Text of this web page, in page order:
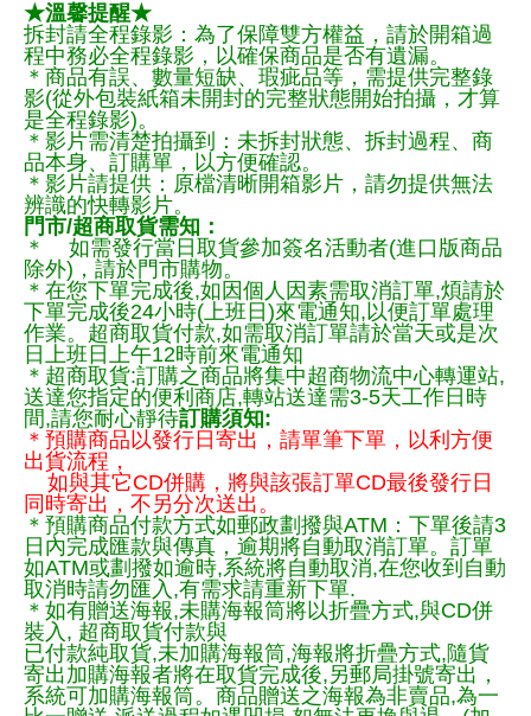
★溫馨提醒★
拆封請全程錄影：為了保障雙方權益，請於開箱過
程中務必全程錄影，以確保商品是否有遺漏。
＊商品有誤、數量短缺、瑕疵品等，需提供完整錄
影(從外包裝紙箱未開封的完整狀態開始拍攝，才算
是全程錄影)。
＊影片需清楚拍攝到：未拆封狀態、拆封過程、商
品本身、訂購單，以方便確認。
＊影片請提供：原檔清晰開箱影片，請勿提供無法
辨識的快轉影片。
門市/超商取貨需知：
＊ 如需發行當日取貨參加簽名活動者(進口版商品
除外)，請於門市購物。
＊在您下單完成後,如因個人因素需取消訂單,煩請於
下單完成後24小時(上班日)來電通知,以便訂單處理
作業。超商取貨付款,如需取消訂單請於當天或是次
日上班日上午12時前來電通知
＊超商取貨:訂購之商品將集中超商物流中心轉運站,
送達您指定的便利商店,轉站送達需3-5天工作日時
間,請您耐心靜待訂購須知:
＊預購商品以發行日寄出，請單筆下單，以利方便
出貨流程，
如與其它CD併購，將與該張訂單CD最後發行日
同時寄出，不另分次送出。
＊預購商品付款方式如郵政劃撥與ATM：下單後請3
日內完成匯款與傳真，逾期將自動取消訂單。訂單
如ATM或劃撥如逾時,系統將自動取消,在您收到自動
取消時請勿匯入,有需求請重新下單.
＊如有贈送海報,未購海報筒將以折疊方式,與CD併
裝入, 超商取貨付款與
已付款純取貨,未加購海報筒,海報將折疊方式,隨貨
寄出加購海報者將在取貨完成後,另郵局掛號寄出，
系統可加購海報筒。商品贈送之海報為非賣品,為一